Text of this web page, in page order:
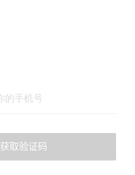
获取验证码